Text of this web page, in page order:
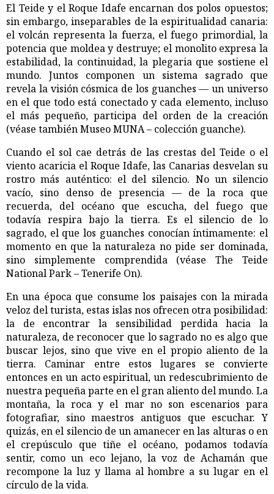
El Teide y el Roque Idafe encarnan dos polos opuestos;
sin embargo, inseparables de la espiritualidad canaria:
el volcán representa la fuerza, el fuego primordial, la
potencia que moldea y destruye; el monolito expresa la
estabilidad, la continuidad, la plegaria que sostiene el
mundo. Juntos componen un sistema sagrado que
revela la visión cósmica de los guanches — un universo
en el que todo está conectado y cada elemento, incluso
el más pequeño, participa del orden de la creación
(véase también Museo MUNA – colección guanche).
Cuando el sol cae detrás de las crestas del Teide o el
viento acaricia el Roque Idafe, las Canarias desvelan su
rostro más auténtico: el del silencio. No un silencio
vacío, sino denso de presencia — de la roca que
recuerda, del océano que escucha, del fuego que
todavía respira bajo la tierra. Es el silencio de lo
sagrado, el que los guanches conocían íntimamente: el
momento en que la naturaleza no pide ser dominada,
sino simplemente comprendida (véase The Teide
National Park – Tenerife On).
En una época que consume los paisajes con la mirada
veloz del turista, estas islas nos ofrecen otra posibilidad:
la de encontrar la sensibilidad perdida hacia la
naturaleza, de reconocer que lo sagrado no es algo que
buscar lejos, sino que vive en el propio aliento de la
tierra. Caminar entre estos lugares se convierte
entonces en un acto espiritual, un redescubrimiento de
nuestra pequeña parte en el gran aliento del mundo. La
montaña, la roca y el mar no son escenarios para
fotografiar, sino maestros antiguos que escuchar. Y
quizás, en el silencio de un amanecer en las alturas o en
el crepúsculo que tiñe el océano, podamos todavía
sentir, como un eco lejano, la voz de Achamán que
recompone la luz y llama al hombre a su lugar en el
círculo de la vida.